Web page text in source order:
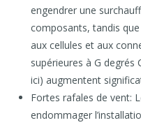
engendrer une
composants, tandis
aux cellules et aux
supérieures à G degrés
ici) augmentent
Fortes rafales de vent:
endommager